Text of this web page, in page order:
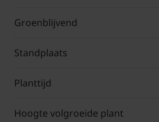
Groenblijvend
Standplaats
Planttijd
Hoogte volgroeide plant